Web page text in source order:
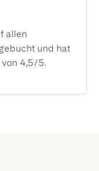
allen
und hat
4,5/5.